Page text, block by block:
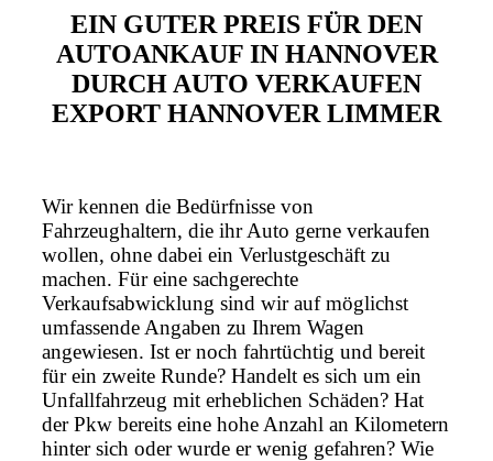
EIN GUTER PREIS FÜR DEN
AUTOANKAUF IN HANNOVER
DURCH AUTO VERKAUFEN
EXPORT HANNOVER LIMMER
Wir kennen die Bedürfnisse von
Fahrzeughaltern, die ihr Auto gerne verkaufen
wollen, ohne dabei ein Verlustgeschäft zu
machen. Für eine sachgerechte
Verkaufsabwicklung sind wir auf möglichst
umfassende Angaben zu Ihrem Wagen
angewiesen. Ist er noch fahrtüchtig und bereit
für ein zweite Runde? Handelt es sich um ein
Unfallfahrzeug mit erheblichen Schäden? Hat
der Pkw bereits eine hohe Anzahl an Kilometern
hinter sich oder wurde er wenig gefahren? Wie